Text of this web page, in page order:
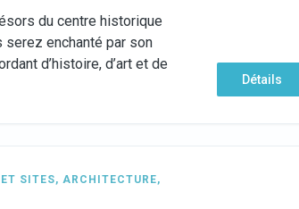
du centre historique
serez enchanté par son
d’histoire, d’art et de
Détails
SITES, ARCHITECTURE,